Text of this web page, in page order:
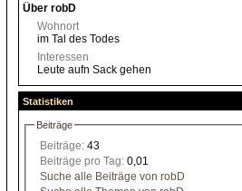
Über robD
Wohnort
im Tal des Todes
Interessen
Leute aufn Sack gehen
Statistiken
Beiträge
Beiträge: 43
Beiträge pro Tag: 0,01
Suche alle Beiträge von robD